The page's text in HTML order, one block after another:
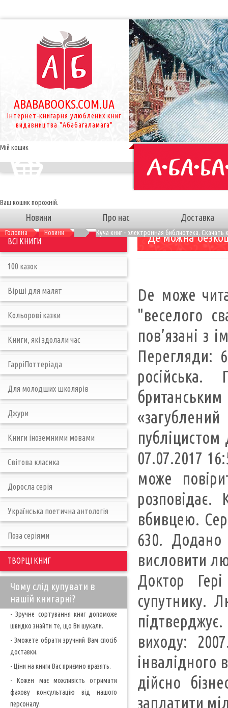
ABABABOOKS.COM.UA
Інтернет-книгарня улюблених книг
видавництва "Абабагаламага"
Мій кошик
Ваш кошик порожній.
Новини Про нас Доставка
Головна Новини Куча книг - электронная библиотека.
Де можна
De може
"веселого
пов’язані з
Перегляди:
07.07.2017
може
вбивцею.
630. Додано
висловити
Доктор
супутнику.
виходу:
інвалідного
дійсно
заплатити
ВСІ КНИГИ
100 казок
Вірші для малят
Кольорові казки
Книги, які здолали час
ГарріПоттеріада
Для молодших школярів
Джури
Книги іноземними мовами
Світова класика
Доросла серія
Українська поетична антологія
Поза серіями
ТВОРЦІ КНИГ
Чому слід купувати в
нашій книгарні?
- Зручне сортування книг допоможе
швидко знайти те, що Ви шукали.
- Зможете обрати зручний Вам спосіб
доставки.
- Ціни на книги Вас приємно вразять.
- Кожен має можливість отримати
фахову консультацію від нашого
персоналу.